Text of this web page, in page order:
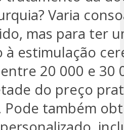
Varia
mas para ter
à estimulação
20 000 e 30
do preço
Pode também